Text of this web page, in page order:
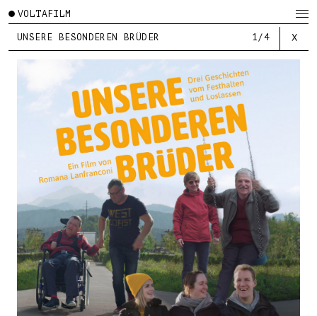
VOLTAFILM
UNSERE BESONDEREN BRÜDER 1/4